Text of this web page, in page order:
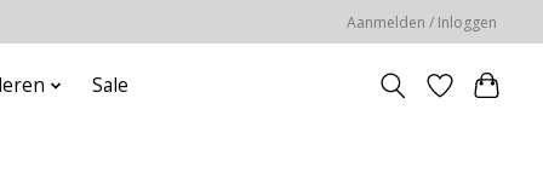
Aanmelden / Inloggen
Sale